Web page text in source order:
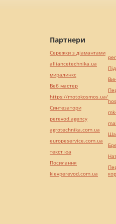
Партнери
Сережки з діамантами
alliancetechnika.ua
миралинкс
Веб мастер
https://motokosmos.ua/
Синтезатори
perevod.agency
agrotechnika.com.ua
europeservice.com.ua
текст юа
Посилання
kievperevod.com.ua